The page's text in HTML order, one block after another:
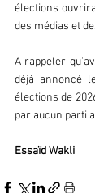
élections
des médias et
A rappeler
déjà annoncé
élections de
par aucun parti
Essaïd Wakli